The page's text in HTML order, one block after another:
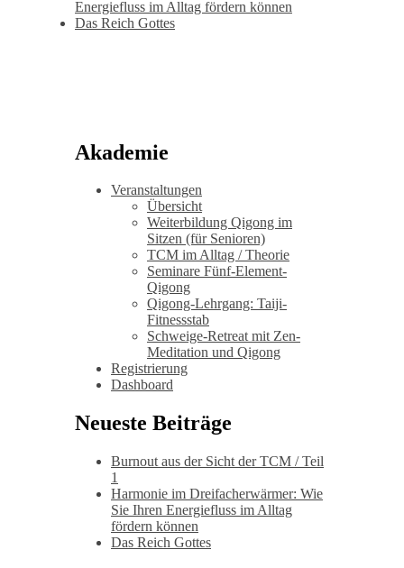
Energiefluss im Alltag fördern können
Das Reich Gottes
Akademie
Veranstaltungen
Übersicht
Weiterbildung Qigong im
Sitzen (für Senioren)
TCM im Alltag / Theorie
Seminare Fünf-Element-
Qigong
Qigong-Lehrgang: Taiji-
Fitnessstab
Schweige-Retreat mit Zen-
Meditation und Qigong
Registrierung
Dashboard
Neueste Beiträge
Burnout aus der Sicht der TCM / Teil
1
Harmonie im Dreifacherwärmer: Wie
Sie Ihren Energiefluss im Alltag
fördern können
Das Reich Gottes